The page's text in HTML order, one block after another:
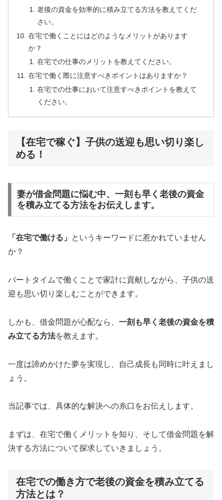
老後の資金を効率的に積み立てる方法を教えてくだ
さい。
在宅で働くことにはどのようなメリットがあります
か？
在宅での仕事のメリットを教えてください。
在宅で働く際に注意すべきポイントはありますか？
在宅での仕事において注意すべきポイントを教えて
ください。
【在宅で稼ぐ】子供の送迎も思い切り楽し
める！
妻が借金問題に悩む中、一刻も早く老後の資金
を積み立てる方法をお伝えします。
「在宅で働ける」
というキーワードに惹かれていません
か？
パートタイムで働くことで家計に貢献しながら、子供の送
迎も思い切り楽しむことができます。
しかも、借金問題が心配なら、 一刻も早く老後の資金を積
み立てる方法を教えます。
一度は諦めかけた夢を実現し、自己成長も同時に叶えまし
ょう。
当記事では、具体的な解決への糸口をお伝えします。
まずは、在宅で働くメリットを知り、そして借金問題を解
決する方法について探求していきましょう。
在宅での働き方で老後の資金を積み立てる
方法とは？